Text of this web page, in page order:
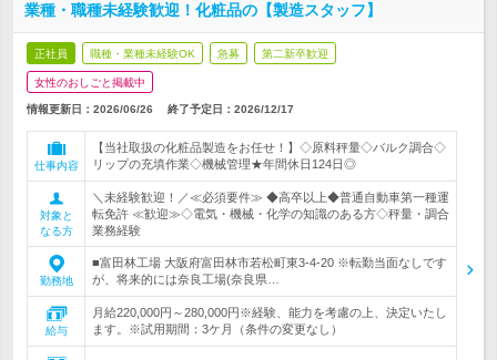
業種・職種未経験歓迎！化粧品の【製造スタッフ】
正社員 職種・業種未経験OK 急募 第二新卒歓迎
女性のおしごと掲載中
情報更新日：2026/06/26 終了予定日： 2026/12/17
仕事内容
【当社取扱の化粧品製造をお任せ！】◇原料秤量◇バルク調合◇
リップの充填作業◇機械管理★年間休日124日◎
対象と
なる方
＼未経験歓迎！／≪必須要件≫ ◆高卒以上◆普通自動車第一種運
転免許 ≪歓迎≫◇電気・機械・化学の知識のある方◇秤量・調合
業務経験
勤務地
■富田林工場 大阪府富田林市若松町東3-4-20 ※転勤当面なしです
が、将来的には奈良工場(奈良県…
給与
月給220,000円～280,000円※経験、能力を考慮の上、決定いたし
ます。※試用期間：3ケ月（条件の変更なし）